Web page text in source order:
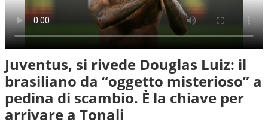
Juventus, si rivede Douglas Luiz: il
brasiliano da “oggetto misterioso” a
pedina di scambio. È la chiave per
arrivare a Tonali